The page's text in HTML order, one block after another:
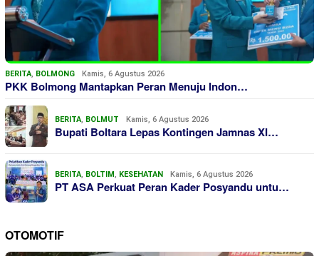
BERITA, BOLMONG Kamis, 6 Agustus 2026
PKK Bolmong Mantapkan Peran Menuju Indon…
BERITA, BOLMUT Kamis, 6 Agustus 2026
Bupati Boltara Lepas Kontingen Jamnas XI…
BERITA, BOLTIM, KESEHATAN Kamis, 6 Agustus 2026
PT ASA Perkuat Peran Kader Posyandu untu…
OTOMOTIF